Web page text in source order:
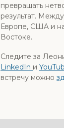
превращать
результат.
Европе, США и
Востоке.
Следите за
LinkedIn и
встречу можно